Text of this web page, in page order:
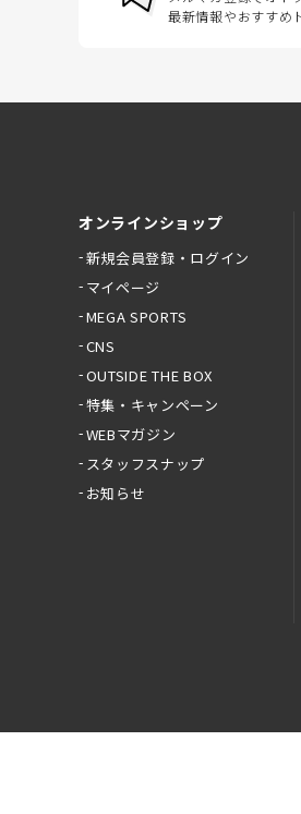
最新情報やおすすめ
オンラインショップ
新規会員登録・ログイン
マイページ
MEGA SPORTS
CNS
OUTSIDE THE BOX
特集・キャンペーン
WEBマガジン
スタッフスナップ
お知らせ